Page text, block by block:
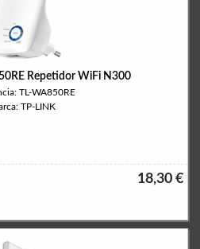
Repetidor WiFi N300
TL-WA850RE
TP-LINK
18,30 €